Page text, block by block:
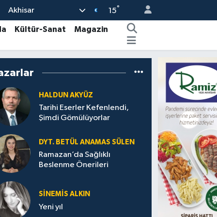
Akhisar 15°
Kültür-Sanat
Magazin
HALDUN AKYÜZ
Tarihi Eserler Kefenlendi,
Şimdi Gömülüyorlar
DYT. BETÜL ANAMAS SÜLEN
Ramazan’da Sağlıklı
Beslenme Önerileri
SINEMIS ALKIN
Yeni yıl